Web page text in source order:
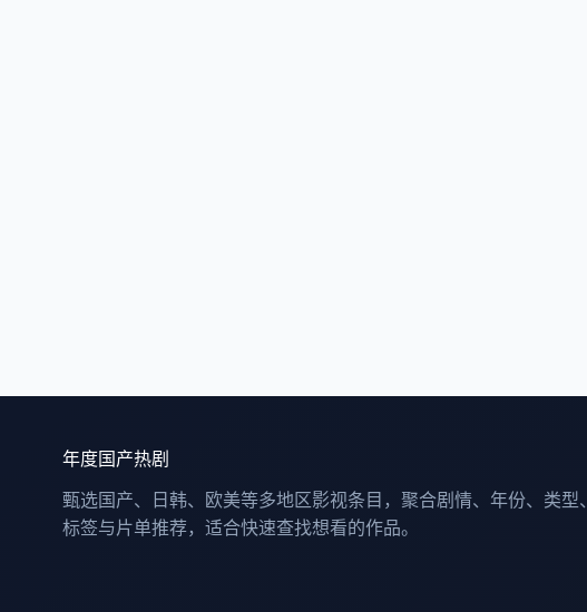
年度国产热剧
甄选国产、日韩、欧美等多地区影视条目，聚合剧情、年份、类型、
标签与片单推荐，适合快速查找想看的作品。